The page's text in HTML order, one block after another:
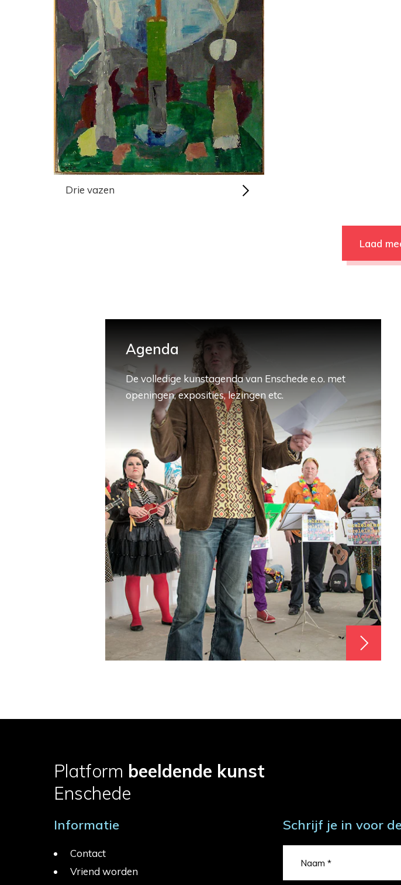
Drie vazen
Laad
Agenda
De volledige kunstagenda van Enschede e.o. met
openingen, exposities, lezingen etc.
Platform beeldende kunst
Enschede
Informatie
Contact
Vriend worden
Schrijf je in voor